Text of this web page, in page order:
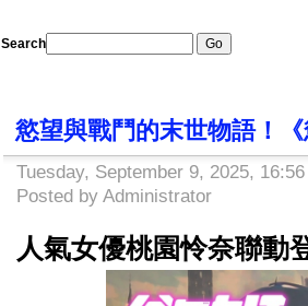
Search
慾望與戰鬥的末世物語！
Tuesday, September 9, 2025,
Posted by Administrator
人氣女優桃園怜奈聯